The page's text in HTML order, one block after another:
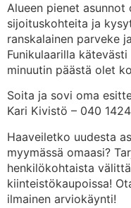
Alueen pienet
sijoituskohteita ja
ranskalainen parveke
Funikulaarilla
minuutin päästä olet
Soita ja sovi oma
Kari Kivistö – 040
Haaveiletko uudesta
myymässä omaasi?
henkilökohtaista
kiinteistökaupoissa!
ilmainen arviokäynti!